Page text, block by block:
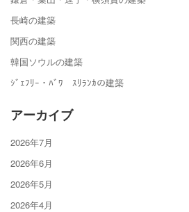
長崎の建築
関西の建築
韓国ソウルの建築
ｼﾞｪﾌﾘｰ・ﾊﾞﾜ ｽﾘﾗﾝｶの建築
アーカイブ
2026年7月
2026年6月
2026年5月
2026年4月